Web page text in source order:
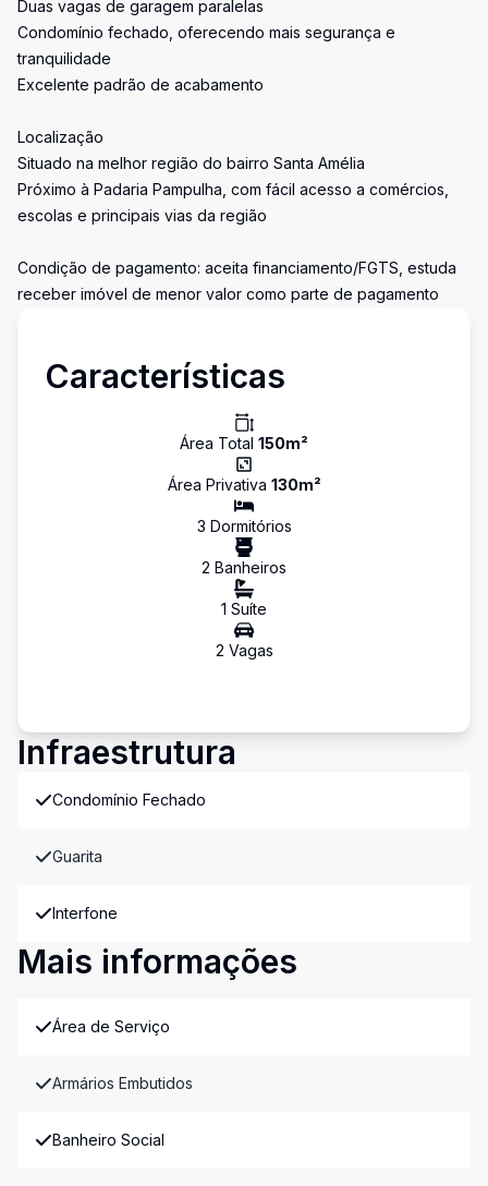
Duas vagas de garagem paralelas
Condomínio fechado, oferecendo mais segurança e
tranquilidade
Excelente padrão de acabamento
Localização
Situado na melhor região do bairro Santa Amélia
Próximo à Padaria Pampulha, com fácil acesso a comércios,
escolas e principais vias da região
Condição de pagamento: aceita financiamento/FGTS, estuda
receber imóvel de menor valor como parte de pagamento
Características
Área Total 150m²
Área Privativa 130m²
3 Dormitórios
2 Banheiros
1 Suíte
2 Vagas
Infraestrutura
Condomínio Fechado
Guarita
Interfone
Mais informações
Área de Serviço
Armários Embutidos
Banheiro Social